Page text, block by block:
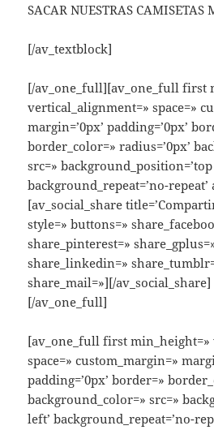
SACAR NUESTRAS CAMISETAS
[/av_textblock]
[/av_one_full][av_one_full first
vertical_alignment=» space=»
margin=’0px’ padding=’0px’
border_color=» radius=’0px’
src=» background_position=’top
background_repeat=’no-
[av_social_share
style=» buttons=»
share_pinterest=»
share_linkedin=»
share_mail=»][/av_social_share]
[/av_one_full]
[av_one_full first min_height=»
space=» custom_margin=»
padding=’0px’ border=»
background_color=» src=»
left’ background_repeat=’no-